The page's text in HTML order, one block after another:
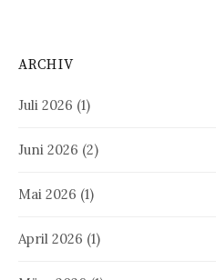
ARCHIV
Juli 2026 (1)
Juni 2026 (2)
Mai 2026 (1)
April 2026 (1)